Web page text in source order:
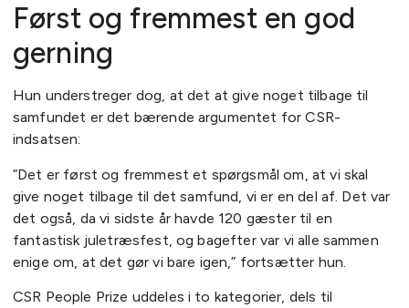
Først og fremmest en god
gerning
Hun understreger dog, at det at give noget tilbage til
samfundet er det bærende argumentet for CSR-
indsatsen:
”Det er først og fremmest et spørgsmål om, at vi skal
give noget tilbage til det samfund, vi er en del af. Det var
det også, da vi sidste år havde 120 gæster til en
fantastisk juletræsfest, og bagefter var vi alle sammen
enige om, at det gør vi bare igen,” fortsætter hun.
CSR People Prize uddeles i to kategorier, dels til